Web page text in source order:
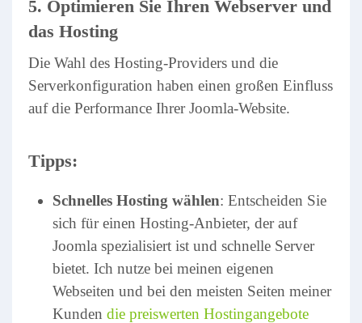
5. Optimieren Sie Ihren Webserver und
das Hosting
Die Wahl des Hosting-Providers und die
Serverkonfiguration haben einen großen Einfluss
auf die Performance Ihrer Joomla-Website.
Tipps:
Schnelles Hosting wählen: Entscheiden Sie
sich für einen Hosting-Anbieter, der auf
Joomla spezialisiert ist und schnelle Server
bietet. Ich nutze bei meinen eigenen
Webseiten und bei den meisten Seiten meiner
Kunden die preiswerten Hostingangebote